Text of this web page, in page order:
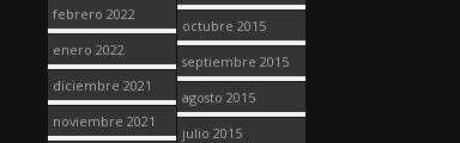
febrero 2022
enero 2022
diciembre 2021
noviembre 2021
octubre 2015
septiembre 2015
agosto 2015
julio 2015